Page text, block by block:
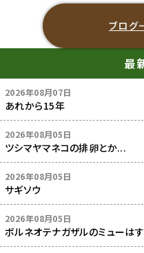
ブログ
最
2026年08月07日
あれから15年
2026年08月05日
ツシマヤマネコの排卵とか...
2026年08月05日
サギソウ
2026年08月05日
ボルネオテナガザルのミューは